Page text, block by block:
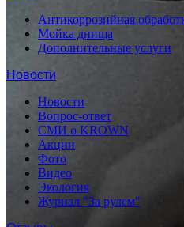
Антикоррозийная
Мойка днища
Дополнительные услуги
Новости
Новости
Вопрос-ответ
СМИ о KROWN
Акции
Фото
Видео
Экология
Журнал "За рулем"